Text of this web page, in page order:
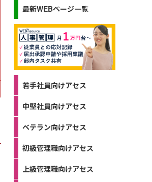
最新WEBページ一覧
若手社員向けアセス
中堅社員向けアセス
ベテラン向けアセス
初級管理職向けアセス
上級管理職向けアセス